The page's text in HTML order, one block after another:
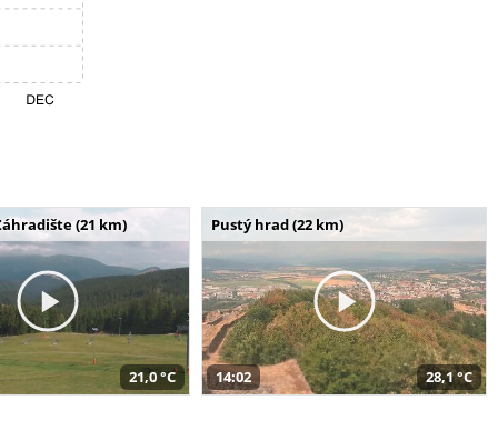
(21 km)
21,0 °C
Pustý hrad (22 km)
14:02 28,1 °C